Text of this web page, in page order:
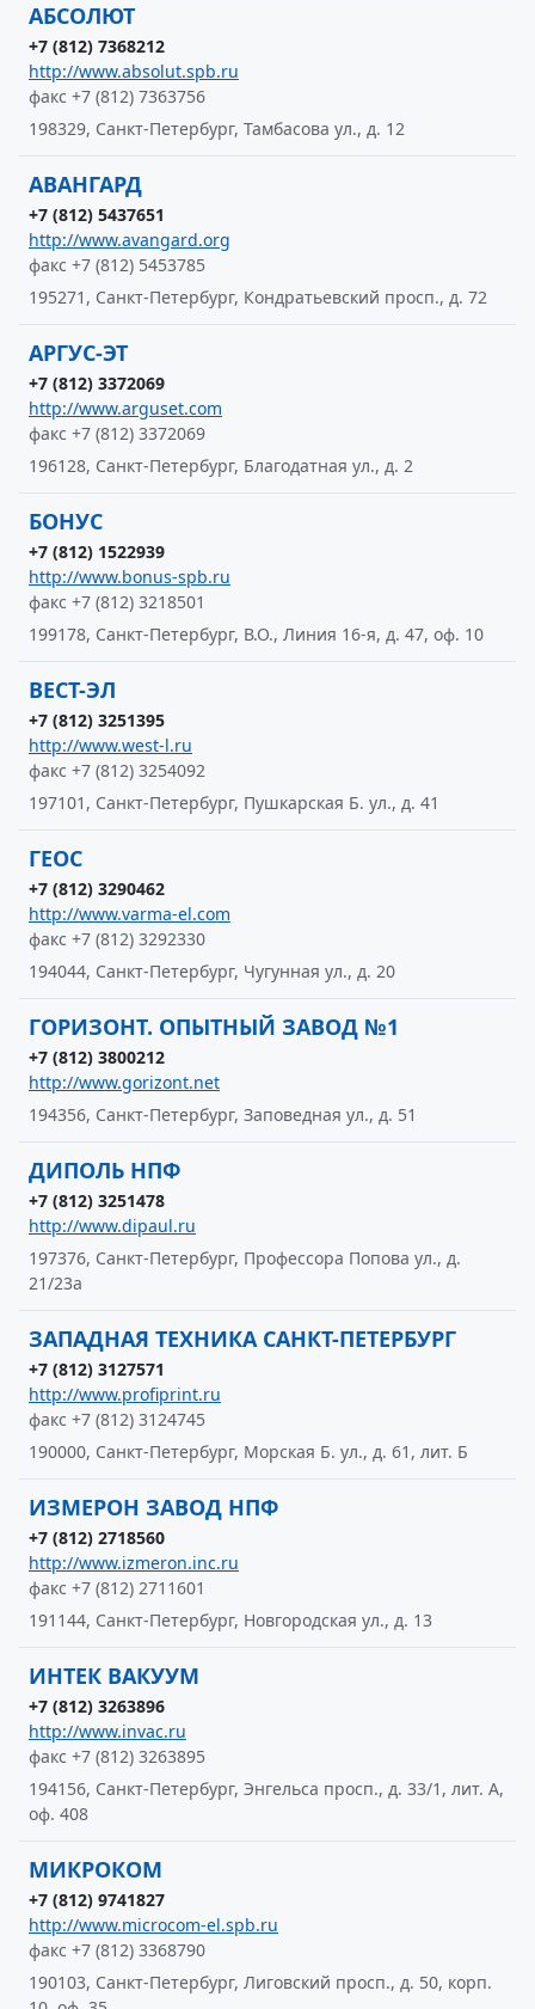
АБСОЛЮТ
+7 (812) 7368212
http://www.absolut.spb.ru
факс +7 (812) 7363756
198329, Санкт-Петербург, Тамбасова ул., д. 12
АВАНГАРД
+7 (812) 5437651
http://www.avangard.org
факс +7 (812) 5453785
195271, Санкт-Петербург, Кондратьевский просп., д. 72
АРГУС-ЭТ
+7 (812) 3372069
http://www.arguset.com
факс +7 (812) 3372069
196128, Санкт-Петербург, Благодатная ул., д. 2
БОНУС
+7 (812) 1522939
http://www.bonus-spb.ru
факс +7 (812) 3218501
199178, Санкт-Петербург, В.О., Линия 16-я, д. 47, оф. 10
ВЕСТ-ЭЛ
+7 (812) 3251395
http://www.west-l.ru
факс +7 (812) 3254092
197101, Санкт-Петербург, Пушкарская Б. ул., д. 41
ГЕОС
+7 (812) 3290462
http://www.varma-el.com
факс +7 (812) 3292330
194044, Санкт-Петербург, Чугунная ул., д. 20
ГОРИЗОНТ. ОПЫТНЫЙ ЗАВОД №1
+7 (812) 3800212
http://www.gorizont.net
194356, Санкт-Петербург, Заповедная ул., д. 51
ДИПОЛЬ НПФ
+7 (812) 3251478
http://www.dipaul.ru
197376, Санкт-Петербург, Профессора Попова ул., д.
21/23а
ЗАПАДНАЯ ТЕХНИКА САНКТ-ПЕТЕРБУРГ
+7 (812) 3127571
http://www.profiprint.ru
факс +7 (812) 3124745
190000, Санкт-Петербург, Морская Б. ул., д. 61, лит. Б
ИЗМЕРОН ЗАВОД НПФ
+7 (812) 2718560
http://www.izmeron.inc.ru
факс +7 (812) 2711601
191144, Санкт-Петербург, Новгородская ул., д. 13
ИНТЕК ВАКУУМ
+7 (812) 3263896
http://www.invac.ru
факс +7 (812) 3263895
194156, Санкт-Петербург, Энгельса просп., д. 33/1, лит. А,
оф. 408
МИКРОКОМ
+7 (812) 9741827
http://www.microcom-el.spb.ru
факс +7 (812) 3368790
190103, Санкт-Петербург, Лиговский просп., д. 50, корп.